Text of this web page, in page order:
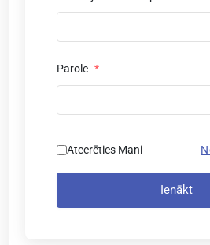
Parole *
Atcerēties Mani
Ienākt